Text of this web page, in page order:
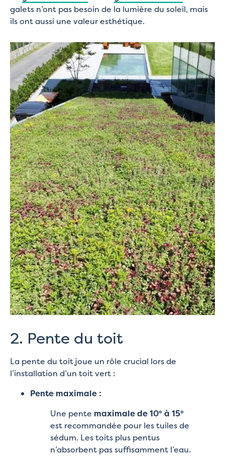
galets n’ont pas besoin de la lumière du soleil, mais
ils ont aussi une valeur esthétique.
2. Pente du toit
La pente du toit joue un rôle crucial lors de
l’installation d’un toit vert :
Pente maximale :
Une pente maximale de 10° à 15°
est recommandée pour les tuiles de
sédum. Les toits plus pentus
n’absorbent pas suffisamment l’eau.